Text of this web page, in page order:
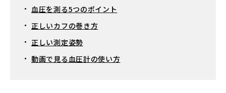
血圧を測る5つのポイント
正しいカフの巻き方
正しい測定姿勢
動画で見る血圧計の使い方